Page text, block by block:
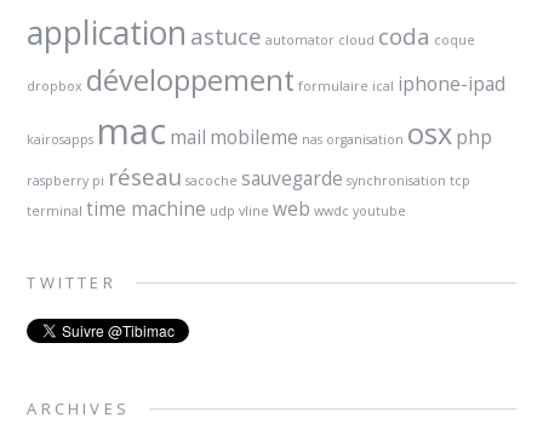
application astuce automator cloud coda coque
dropbox développement formulaire ical iphone-ipad
kairosapps mac mail mobileme nas organisation osxphp
raspberry pi réseau sacoche sauvegarde synchronisation tcp
terminal time machine udp vline web wwdc youtube
TWITTER
ARCHIVES